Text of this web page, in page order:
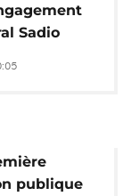
Sadio
publique